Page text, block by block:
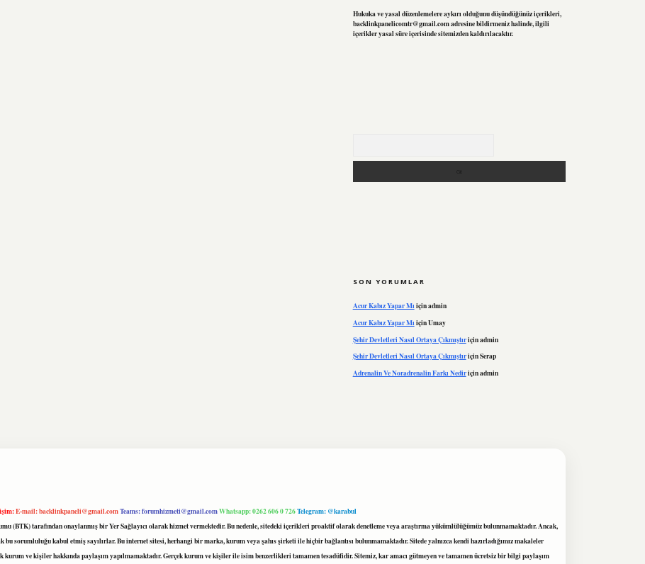
Hukuka ve yasal düzenlemelere aykırı olduğunu düşündüğünüz içerikleri,
backlinkpanelicomtr@gmail.comadresine bildirmeniz halinde, ilgili
içerikler yasal süre içerisinde sitemizden kaldırılacaktır.
SON YORUMLAR
Acur Kabız Yapar Mıiçinadmin
Acur Kabız Yapar MıiçinUmay
Şehir Devletleri Nasıl Ortaya Çıkmıştıriçinadmin
Şehir Devletleri Nasıl Ortaya ÇıkmıştıriçinSerap
Adrenalin Ve Noradrenalin Farkı Nediriçinadmin
E-mail:backlinkpaneli@gmail.comTeams:forumhizmeti@gmail.comWhatsapp: 0262 606 0 726Telegram: @karabul
(BTK) tarafından onaylanmış bir Yer Sağlayıcı olarak hizmet vermektedir. Bu nedenle, sitedeki içerikleri proaktif olarak denetleme veya araştırma yükümlülüğümüz bulunmamaktadır. Ancak,
sorumluluğu kabul etmiş sayılırlar. Bu internet sitesi, herhangi bir marka, kurum veya şahıs şirketi ile hiçbir bağlantısı bulunmamaktadır. Sitede yalnızca kendi hazırladığımız makaleler
ve kişiler hakkında paylaşım yapılmamaktadır. Gerçek kurum ve kişiler ile isim benzerlikleri tamamen tesadüfidir. Sitemiz, kar amacı gütmeyen ve tamamen ücretsiz bir bilgi paylaşım